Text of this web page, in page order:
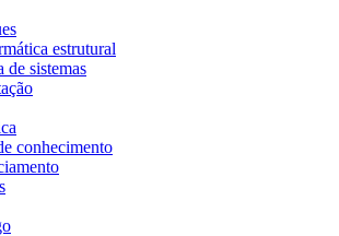
estrutural
de sistemas
conhecimento